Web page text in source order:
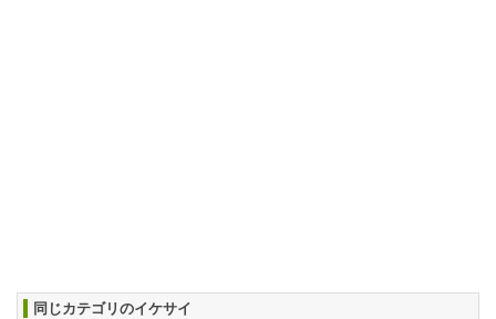
同じカテゴリのイケサイ